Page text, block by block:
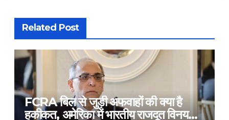
Related Post
FCRA बिल से जुड़ी अफवाहों की क्या है
हकीकत, अमेरिका में भारतीय राजदूत विनय